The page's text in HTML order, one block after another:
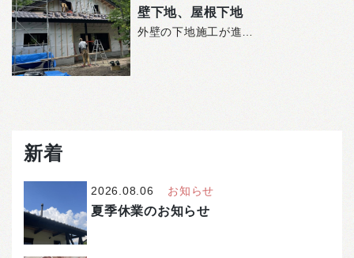
壁下地、屋根下地
新着
2026.08.06 お知らせ
夏季休業のお知らせ